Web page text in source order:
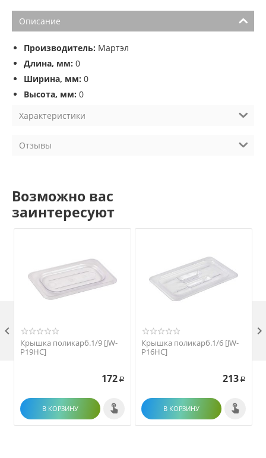
Описание
Производитель: Мартэл
Длина, мм: 0
Ширина, мм: 0
Высота, мм: 0
Характеристики
Отзывы
Возможно вас
заинтересуют
Крышка поликарб.1/9 [JW-
P19HC]
172 Р
В КОРЗИНУ
Крышка поликарб.1/6 [JW-
P16HC]
213 Р
В КОРЗИНУ
 